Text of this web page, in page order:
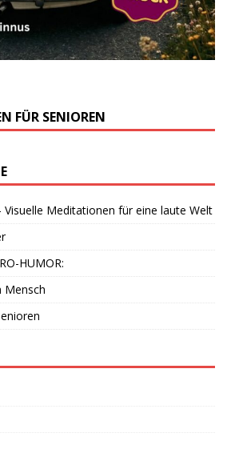
FÜR SENIOREN
Visuelle Meditationen für eine laute Welt
HUMOR:
Mensch